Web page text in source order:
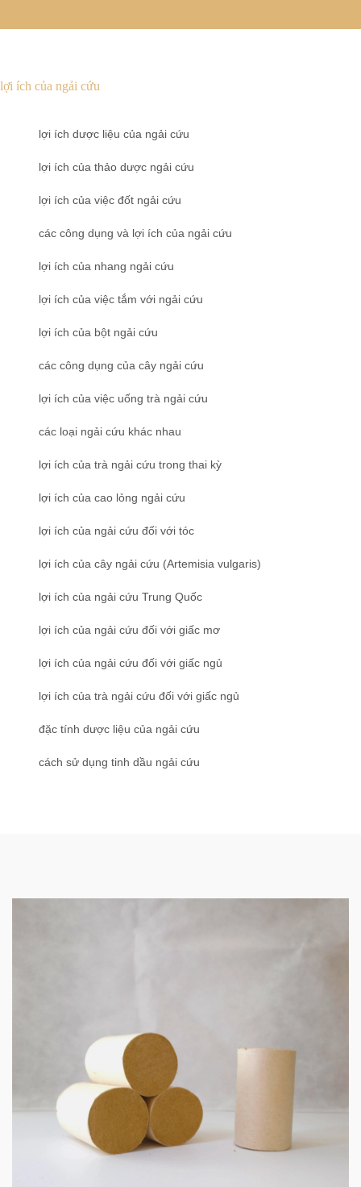
lợi ích của ngải cứu
lợi ích dược liệu của ngải cứu
lợi ích của thảo dược ngải cứu
lợi ích của việc đốt ngải cứu
các công dụng và lợi ích của ngải cứu
lợi ích của nhang ngải cứu
lợi ích của việc tắm với ngải cứu
lợi ích của bột ngải cứu
các công dụng của cây ngải cứu
lợi ích của việc uống trà ngải cứu
các loại ngải cứu khác nhau
lợi ích của trà ngải cứu trong thai kỳ
lợi ích của cao lỏng ngải cứu
lợi ích của ngải cứu đối với tóc
lợi ích của cây ngải cứu (Artemisia vulgaris)
lợi ích của ngải cứu Trung Quốc
lợi ích của ngải cứu đối với giấc mơ
lợi ích của ngải cứu đối với giấc ngủ
lợi ích của trà ngải cứu đối với giấc ngủ
đặc tính dược liệu của ngải cứu
cách sử dụng tinh dầu ngải cứu